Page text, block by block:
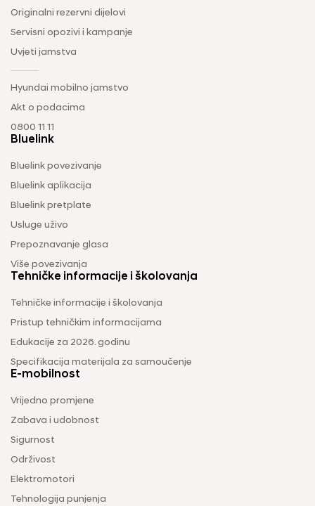
Originalni rezervni dijelovi
Servisni opozivi i kampanje
Uvjeti jamstva
Hyundai mobilno jamstvo
Akt o podacima
0800 11 11
Bluelink
Bluelink povezivanje
Bluelink aplikacija
Bluelink pretplate
Usluge uživo
Prepoznavanje glasa
Više povezivanja
Tehničke informacije i školovanja
Tehničke informacije i školovanja
Pristup tehničkim informacijama
Edukacije za 2026. godinu
Specifikacija materijala za samoučenje
E-mobilnost
Vrijedno promjene
Zabava i udobnost
Sigurnost
Održivost
Elektromotori
Tehnologija punjenja